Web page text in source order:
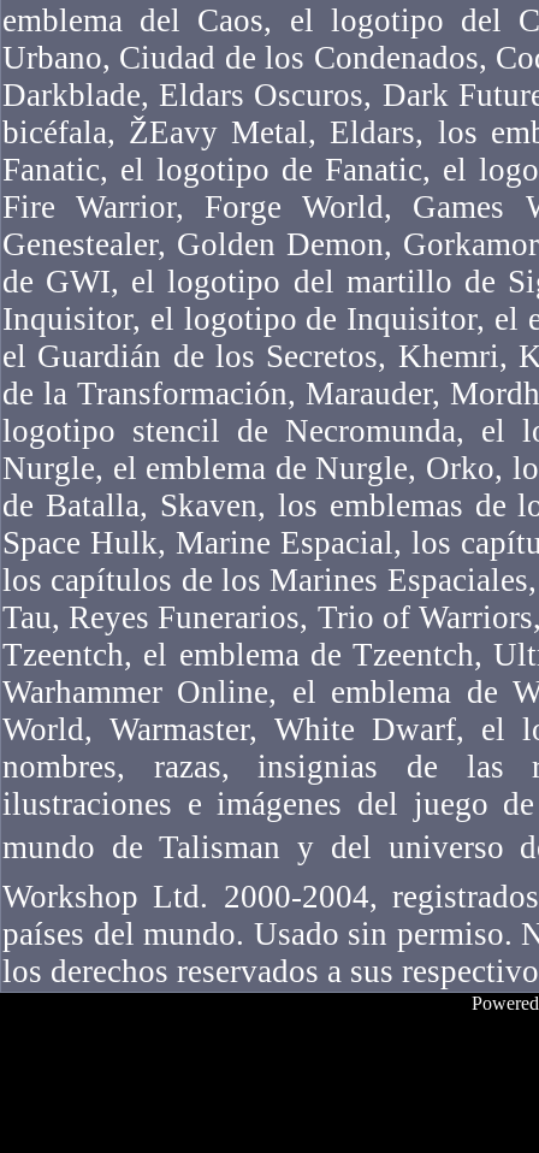
emblema del Caos, el logotipo del
Urbano, Ciudad de los Condenados,
Darkblade, Eldars Oscuros, Dark
bicéfala, ŽEavy Metal, Eldars, los
Fanatic, el logotipo de Fanatic, el
Fire Warrior, Forge World, Games
Genestealer, Golden Demon,
de GWI, el logotipo del martillo de
Inquisitor, el logotipo de Inquisitor, el
el Guardián de los Secretos, Khemri,
de la Transformación, Marauder,
logotipo stencil de Necromunda, el
Nurgle, el emblema de Nurgle, Orko,
de Batalla, Skaven, los emblemas de
Space Hulk, Marine Espacial, los
los capítulos de los Marines
Tau, Reyes Funerarios, Trio of
Tzeentch, el emblema de Tzeentch,
Warhammer Online, el emblema de
World, Warmaster, White Dwarf, el
nombres, razas, insignias de las
ilustraciones e imágenes del juego
mundo de Talisman y del universo
Workshop Ltd. 2000-2004,
países del mundo. Usado sin permiso.
los derechos reservados a sus